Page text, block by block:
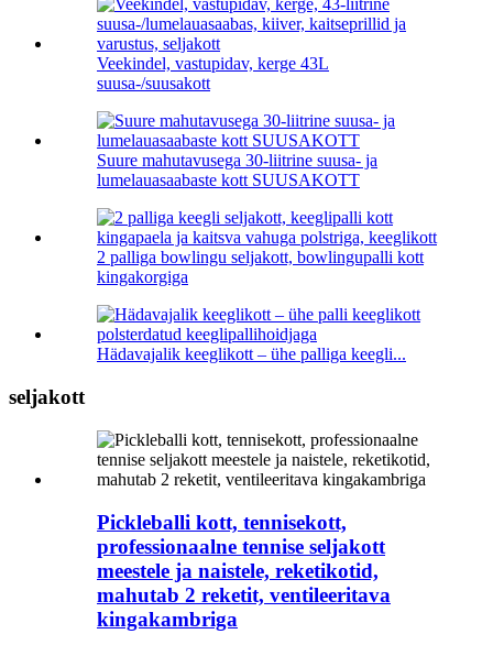
Veekindel, vastupidav, kerge 43L
suusa-/suusakott
Suure mahutavusega 30-liitrine suusa- ja
lumelauasaabaste kott SUUSAKOTT
2 palliga bowlingu seljakott, bowlingupalli kott
kingakorgiga
Hädavajalik keeglikott – ühe palliga keegli...
seljakott
Pickleballi kott, tennisekott,
professionaalne tennise seljakott
meestele ja naistele, reketikotid,
mahutab 2 reketit, ventileeritava
kingakambriga